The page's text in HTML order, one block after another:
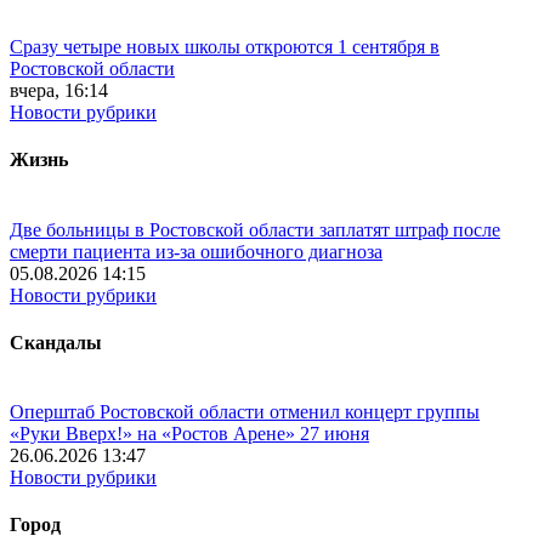
Сразу четыре новых школы откроются 1 сентября в
Ростовской области
вчера, 16:14
Новости рубрики
Жизнь
Две больницы в Ростовской области заплатят штраф после
смерти пациента из-за ошибочного диагноза
05.08.2026 14:15
Новости рубрики
Скандалы
Оперштаб Ростовской области отменил концерт группы
«Руки Вверх!» на «Ростов Арене» 27 июня
26.06.2026 13:47
Новости рубрики
Город